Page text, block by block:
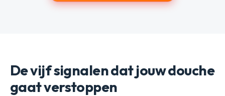
De vijf signalen dat jouw douche
gaat verstoppen